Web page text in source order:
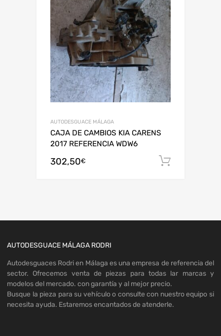
AUTODESGUACE MÁLAGA
CAJA DE CAMBIOS KIA CARENS
2017 REFERENCIA WDW6
302,50€
AUTODESGUACE MÁLAGA RODRI
Autodesguaces Rodri en Málaga es una empresa de referencia del
sector. Ofrecemos venta de piezas para todas lar marcas y
modelos del mercado. con garantía y al mejor precio.
Busque la pieza para su vehículo o consulte con nuestro equipo si
necesita ayuda. Estaremos encantados de atenderle.